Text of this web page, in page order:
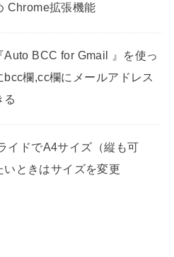
Chrome拡張機能
Auto BCC for Gmail 』を使っ
bcc欄,cc欄にメールアドレス
る
イドでA4サイズ（縦も可
いときはサイズを変更